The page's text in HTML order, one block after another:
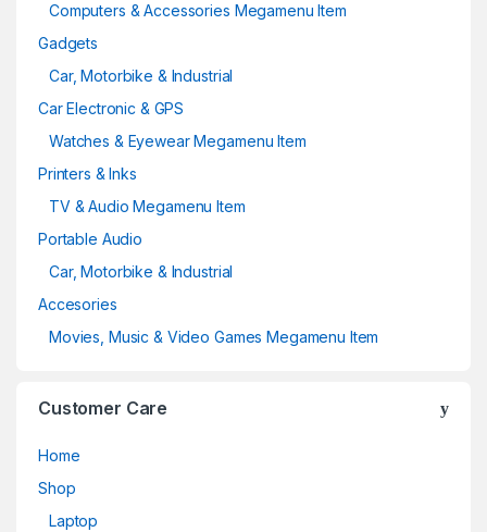
Computers & Accessories Megamenu Item
Gadgets
Car, Motorbike & Industrial
Car Electronic & GPS
Watches & Eyewear Megamenu Item
Printers & Inks
TV & Audio Megamenu Item
Portable Audio
Car, Motorbike & Industrial
Accesories
Movies, Music & Video Games Megamenu Item
Customer Care
Home
Shop
Laptop